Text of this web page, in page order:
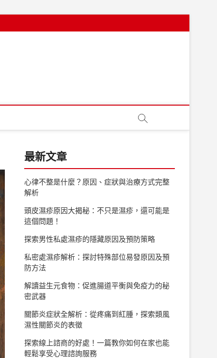
最新文章
心律不整是什麼？原因、症狀與治療方式完整
解析
頭皮濕疹原因大揭秘：不只是濕疹，還可能是
這個問題！
探索男性私處濕疹的隱藏原因及預防策略
私密處濕疹解析：探討特殊部位易發原因及預
防方法
解讀益生元食物：促進腸道平衡與免疫力的秘
密武器
關節炎症狀全解析：從疼痛到紅腫，探索類風
濕性關節炎的表徵
探索線上諮商的好處！一篇教你如何在家也能
輕鬆享受心理諮詢服務